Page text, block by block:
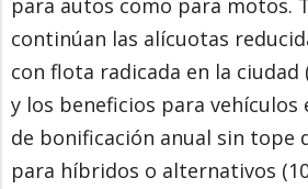
para autos como para motos.
continúan las alícuotas
con flota radicada en la ciudad
y los beneficios para vehículos
de bonificación anual sin tope
para híbridos o alternativos